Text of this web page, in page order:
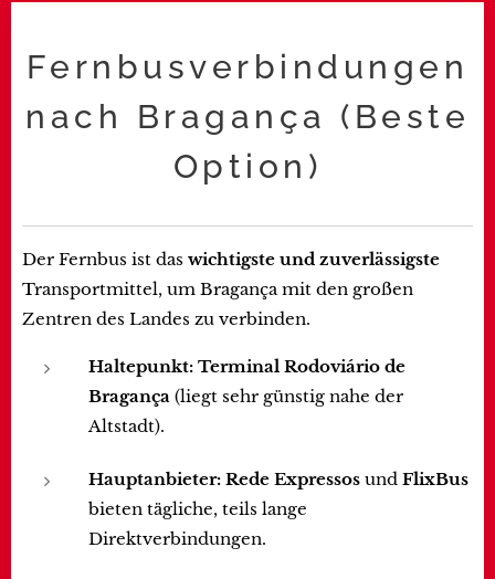
Fernbusverbindungen
nach Bragança (Beste
Option)
Der Fernbus ist das wichtigste und zuverlässigste
Transportmittel, um Bragança mit den großen
Zentren des Landes zu verbinden.
Haltepunkt: Terminal Rodoviário de
Bragança (liegt sehr günstig nahe der
Altstadt).
Hauptanbieter: Rede Expressos und FlixBus
bieten tägliche, teils lange
Direktverbindungen.